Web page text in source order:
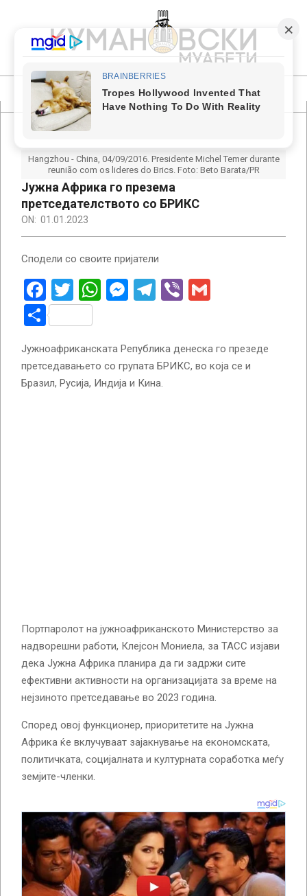
content
КУМАНОВСКИ
МУАБЕТИ
Primary
Navigation
Hangzhou - China, 04/09/2016. Presidente Michel Temer durante
reunião com os lideres do Brics. Foto: Beto Barata/PR
Јужна Африка го презема
претседателството со БРИКС
ON: 01.01.2023
Сподели со своите пријатели
Facebook
Twitter
WhatsApp
Messenger
Telegram
Viber
Share
Јужноафриканската Република денеска го презеде
претседавањето со групата БРИКС, во која се и
Бразил, Русија, Индија и Кина.
Портпаролот на јужноафриканското Министерство за
надворешни работи, Клејсон Мониела, за ТАСС изјави
дека Јужна Африка планира да ги задржи сите
ефективни активности на организацијата за време на
нејзиното претседавање во 2023 година.
Според овој функционер, приоритетите на Јужна
Африка ќе вклучуваат зајакнување на економската,
политичката, социјалната и културната соработка меѓу
земјите-членки.